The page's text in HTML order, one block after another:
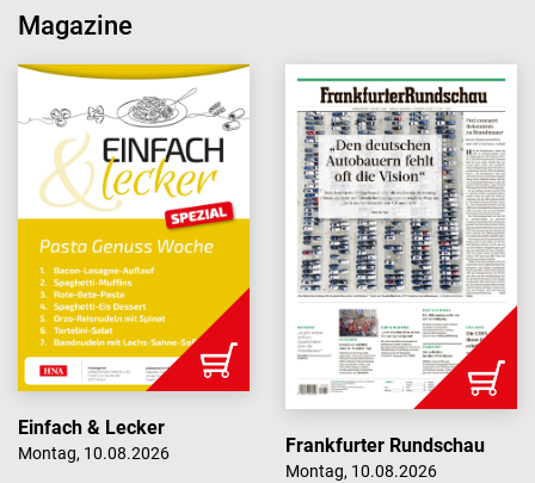
Magazine
Einfach & Lecker
Montag, 10.08.2026 Frankfurter Rundschau
Montag, 10.08.2026